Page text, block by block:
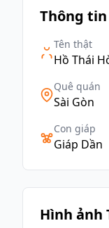
Thông tin
Tên thật
Hồ Thái
Quê quán
Sài Gòn
Con giáp
Giáp Dần
Hình ảnh